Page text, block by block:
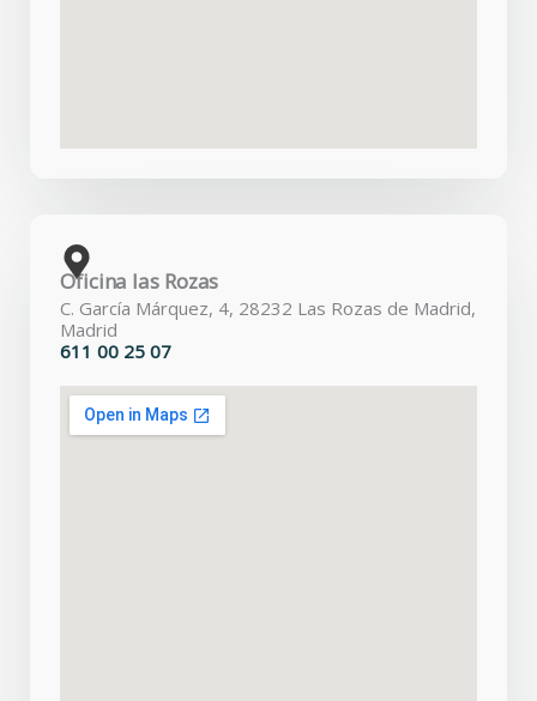
Oficina las Rozas
C. García Márquez, 4, 28232 Las Rozas de Madrid,
Madrid
611 00 25 07